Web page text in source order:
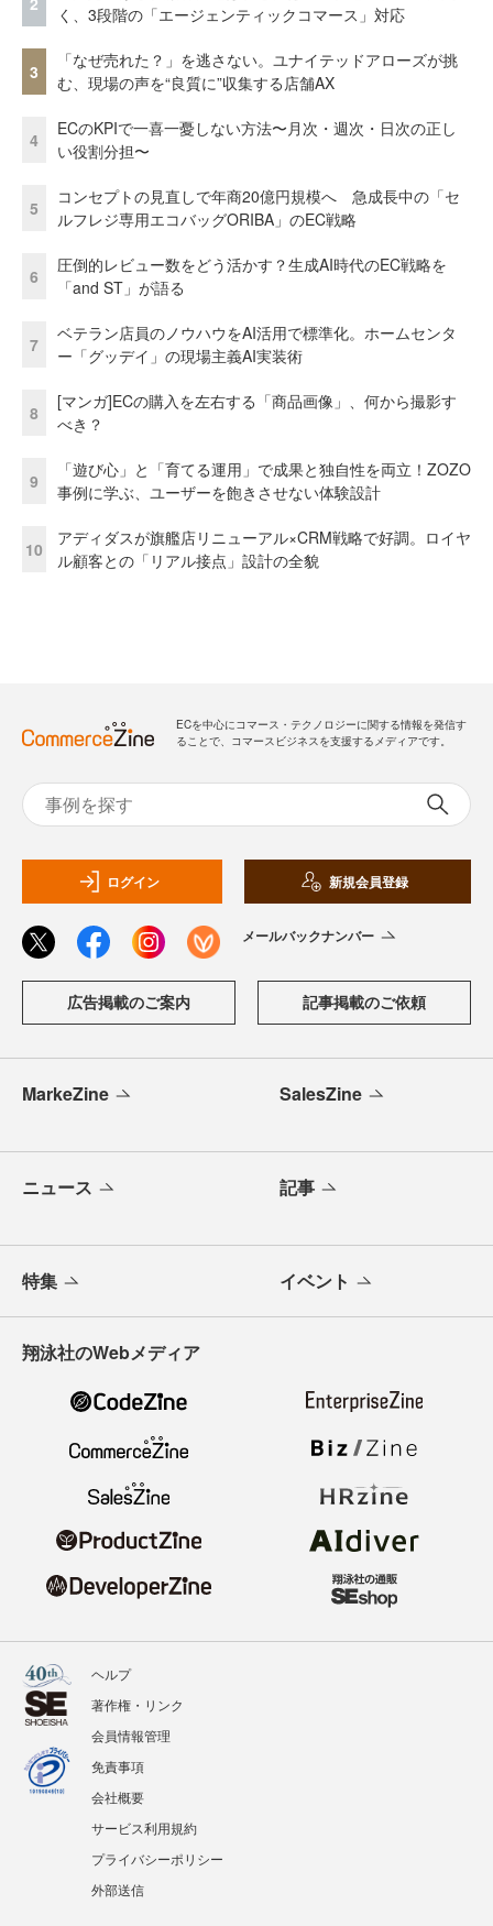
く、3段階の「エージェンティックコマース」対応
3
「なぜ売れた？」を逃さない。ユナイテッドアローズが挑
む、現場の声を“良質に”収集する店舗AX
4
ECのKPIで一喜一憂しない方法〜月次・週次・日次の正し
い役割分担〜
5
コンセプトの見直しで年商20億円規模へ 急成長中の「セ
ルフレジ専用エコバッグORIBA」のEC戦略
6
圧倒的レビュー数をどう活かす？生成AI時代のEC戦略を
「and ST」が語る
7
ベテラン店員のノウハウをAI活用で標準化。ホームセンタ
ー「グッデイ」の現場主義AI実装術
8
[マンガ]ECの購入を左右する「商品画像」、何から撮影す
べき？
9
「遊び心」と「育てる運用」で成果と独自性を両立！ZOZO
事例に学ぶ、ユーザーを飽きさせない体験設計
10
アディダスが旗艦店リニューアル×CRM戦略で好調。ロイヤ
ル顧客との「リアル接点」設計の全貌
ECを中心にコマース・テクノロジーに関する情報を発信す
ることで、コマースビジネスを支援するメディアです。
ログイン 新規会員登録
メールバックナンバー
広告掲載のご案内 記事掲載のご依頼
MarkeZine SalesZine
ニュース 記事
特集 イベント
翔泳社のWebメディア
ヘルプ
著作権・リンク
会員情報管理
免責事項
会社概要
サービス利用規約
プライバシーポリシー
外部送信